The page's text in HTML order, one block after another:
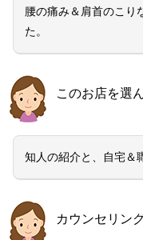
腰の痛み＆肩首のこり
た。
このお店を選
知人の紹介と、自宅＆
カウンセリン